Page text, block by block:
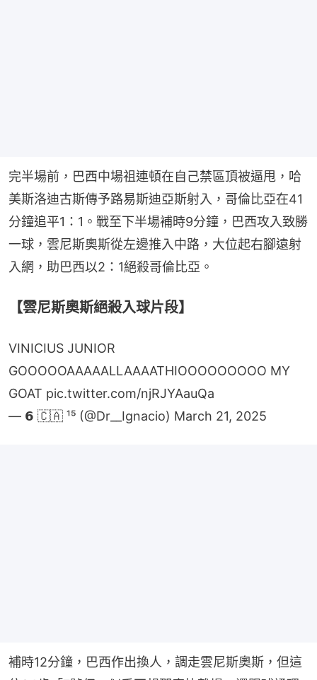
完半場前，巴西中場祖連頓在自己禁區頂被逼甩，哈
美斯洛迪古斯傳予路易斯迪亞斯射入，哥倫比亞在41
分鐘追平1：1。戰至下半場補時9分鐘，巴西攻入致勝
一球，雲尼斯奧斯從左邊推入中路，大位起右腳遠射
入網，助巴西以2：1絕殺哥倫比亞。
【雲尼斯奧斯絕殺入球片段】
VINICIUS JUNIOR
GOOOOOAAAAALLAAAATHIOOOOOOOOO MY
GOAT pic.twitter.com/njRJYAauQa
— 𝟲 🇨🇦 ¹⁵ (@Dr__Ignacio) March 21, 2025
補時12分鐘，巴西作出換人，調走雲尼斯奧斯，但這